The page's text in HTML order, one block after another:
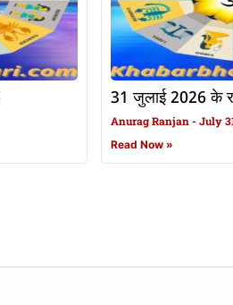
31 जुलाई 2026 के
Anurag Ranjan July
Read Now »